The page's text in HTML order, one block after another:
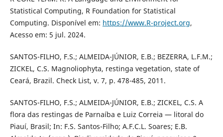
Statistical Computing, R Foundation for Statistical
Computing. Disponível em: https://www.R-project.org,
Acesso em: 5 jul. 2024.
SANTOS-FILHO, F.S.; ALMEIDA-JÚNIOR, E.B.; BEZERRA, L.F.M.;
ZICKEL, C.S. Magnoliophyta, restinga vegetation, state of
Ceará, Brazil. Check List, v. 7, p. 478-485, 2011.
SANTOS-FILHO, F.S.; ALMEIDA-JÚNIOR, E.B.; ZICKEL, C.S. A
flora das restingas de Parnaíba e Luiz Correia — litoral do
Piauí, Brasil; In: F.S. Santos-Filho; A.F.C.L. Soares; E.B.